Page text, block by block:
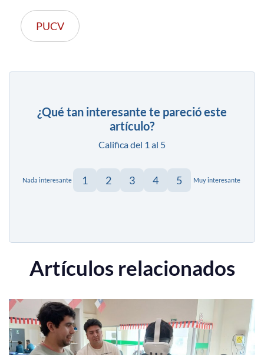
PUCV
¿Qué tan interesante te pareció este
artículo?
Califica del 1 al 5
Nada interesante 1 2 3 4 5 Muy interesante
Artículos relacionados